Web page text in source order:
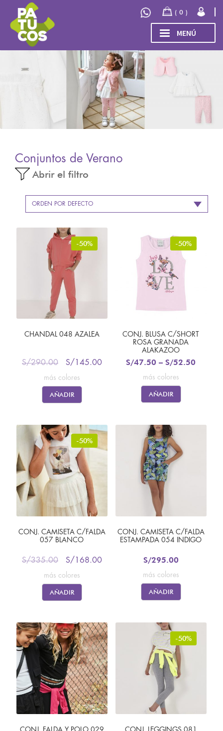
la
navegación
contenido
MENÚ
INICIO
TIENDA
menú
hijo
COLECCIÓN
INVIERNO/OTOÑO 2026
Conjuntos de Verano
Abrir el filtro
ORDEN POR DEFECTO
-50%
CHANDAL 048 AZALEA
S/290.00 S/ 145.00
más colores
AÑADIR
-50%
CONJ. BLUSA C/SHORT
ROSA GRANADA
ALAKAZOO
S/47.50 –S/52.50
más colores
AÑADIR
-50%
CONJ. CAMISETA C/FALDA
057 BLANCO
S/335.00 S/ 168.00
más colores
AÑADIR
CONJ. CAMISETA C/FALDA
ESTAMPADA 054 INDIGO
S/295.00
más colores
AÑADIR
-50%
0